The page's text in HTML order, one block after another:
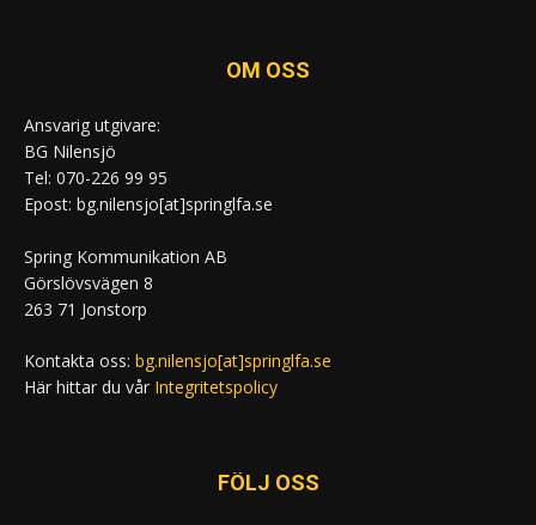
OM OSS
Ansvarig utgivare:
BG Nilensjö
Tel: 070-226 99 95
Epost: bg.nilensjo[at]springlfa.se
Spring Kommunikation AB
Görslövsvägen 8
263 71 Jonstorp
Kontakta oss: bg.nilensjo[at]springlfa.se
Här hittar du vår Integritetspolicy
FÖLJ OSS